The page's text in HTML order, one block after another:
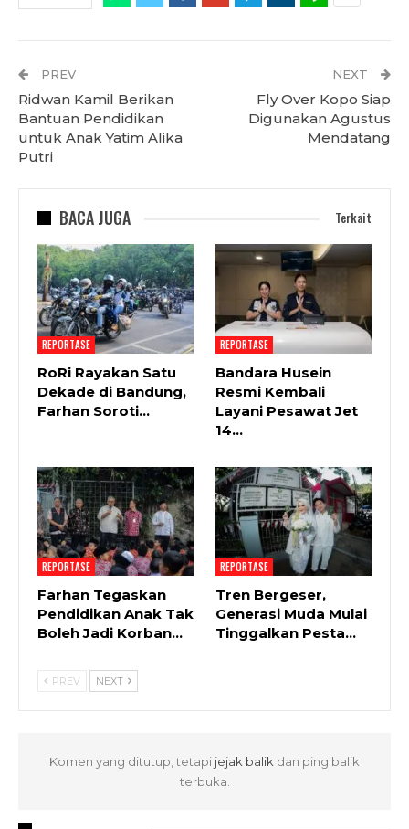
PREV
Ridwan Kamil Berikan
Bantuan Pendidikan
untuk Anak Yatim Alika
Putri
NEXT
Fly Over Kopo Siap
Digunakan Agustus
Mendatang
BACA JUGA Terkait
REPORTASE
RoRi Rayakan Satu
Dekade di Bandung,
Farhan Soroti…
REPORTASE
Bandara Husein
Resmi Kembali
Layani Pesawat Jet
14…
REPORTASE
Farhan Tegaskan
Pendidikan Anak Tak
Boleh Jadi Korban…
REPORTASE
Tren Bergeser,
Generasi Muda Mulai
Tinggalkan Pesta…
PREV NEXT
Komen yang ditutup, tetapi jejak balik dan ping balik
terbuka.